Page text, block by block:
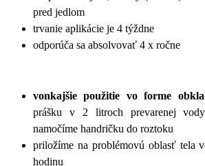
pred jedlom
trvanie aplikácie je 4 týždne
odporúča sa absolvovať 4 x ročne
vonkajšie použitie vo forme
prášku v 2 litroch prevarenej
namočíme handričku do roztoku
priložíme na problémovú oblasť tela
hodinu